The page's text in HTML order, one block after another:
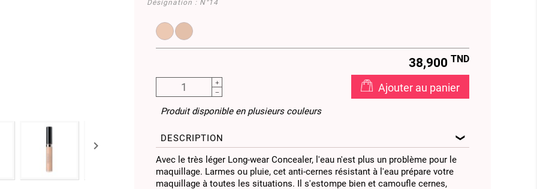

Désignation : N°14
ART4971.14
ART4971.22
38,900 TND
Ajouter au panier
Produit disponible en plusieurs couleurs
DESCRIPTION
Avec le très léger Long-wear Concealer, l'eau n'est plus un problème pour le
maquillage. Larmes ou pluie, cet anti-cernes résistant à l'eau prépare votre
maquillage à toutes les situations. Il s'estompe bien et camoufle cernes,